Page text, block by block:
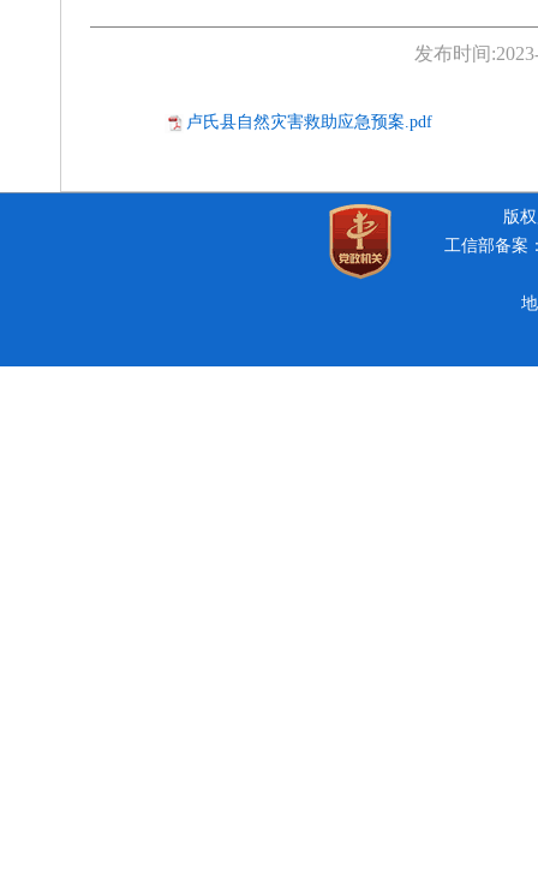
发布时间:
卢氏县自然灾害救助应急预案.pdf
版
工信部备案